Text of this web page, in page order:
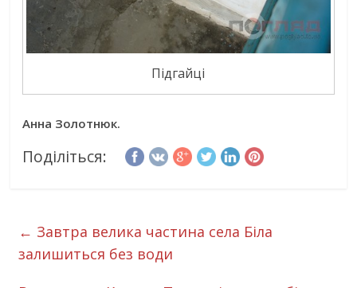
Підгайці
Анна Золотнюк.
Поділіться:
← Завтра велика частина села Біла
залишиться без води